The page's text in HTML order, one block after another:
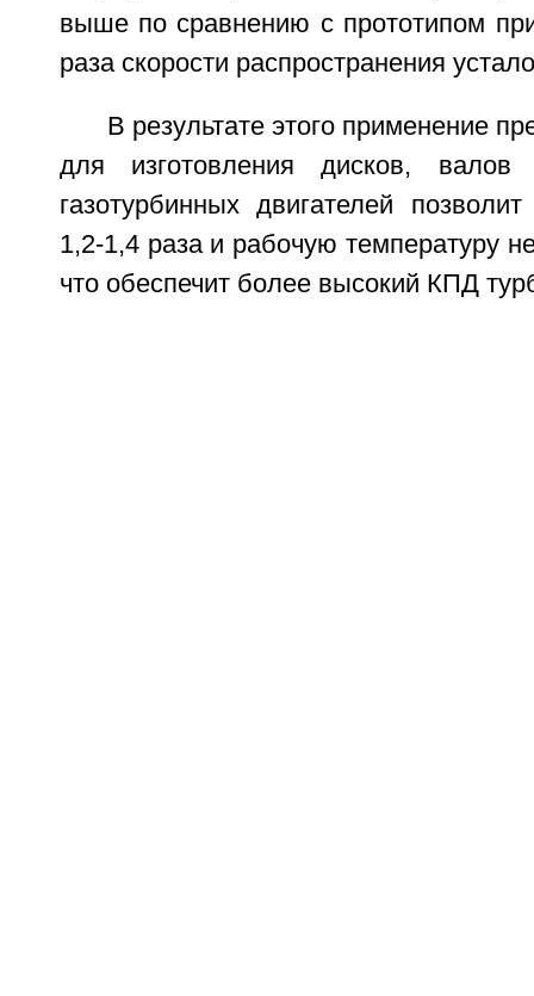
выше по сравнению с прототипом
раза скорости распространения
В результате этого применение
для изготовления дисков,
газотурбинных двигателей
1,2-1,4 раза и рабочую температуру
что обеспечит более высокий КПД